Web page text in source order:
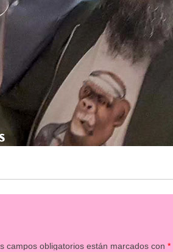
campos obligatorios están marcados con*